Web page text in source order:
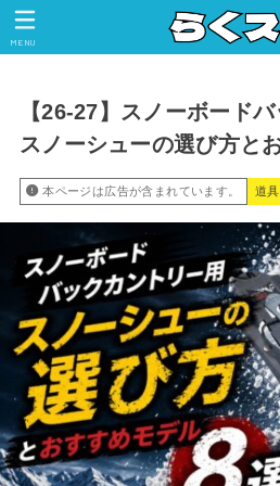
MENU
【26-27】スノーボード
スノーシューの選び方と
本ページは広告が含まれています。 道具